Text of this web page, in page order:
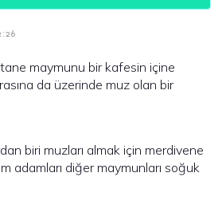
maymunu bir kafesin içine
da üzerinde muz olan bir
biri muzları almak için merdivene
adamları diğer maymunları soğuk